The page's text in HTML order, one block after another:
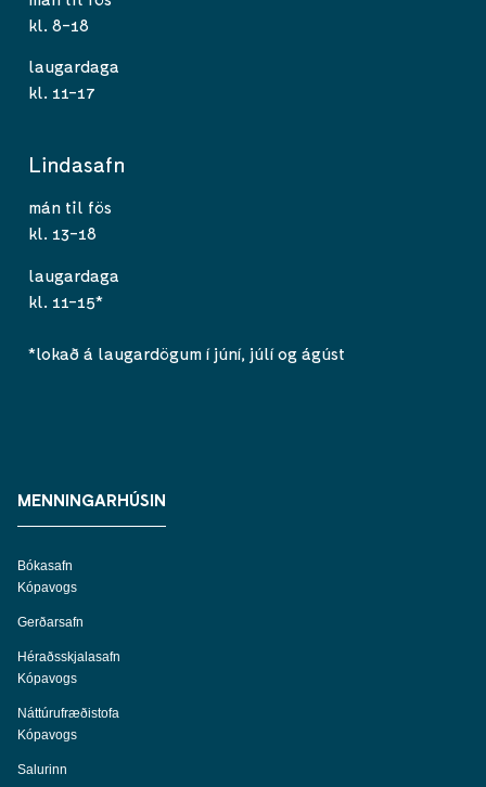
kl. 8-18
laugardaga
kl. 11-17
Lindasafn
mán til fös
kl. 13-18
laugardaga
kl. 11-15*
*lokað á laugardögum í júní, júlí og ágúst
MENNINGARHÚSIN
Bókasafn
Kópavogs
Gerðarsafn
Héraðsskjalasafn
Kópavogs
Náttúrufræðistofa
Kópavogs
Salurinn